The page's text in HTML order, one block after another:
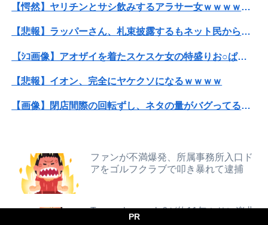
高校の時本当に周囲と合わなくて上手くやれなかった。→飲み会で偶然同じ高校の人と出会った
高市総理「物価上昇を上回る賃上げを日本に定着させる」⇒ 国家公務員月給3.51％増へ
【愕然】ヤリチンとサシ飲みするアラサー女ｗｗｗｗｗｗｗｗｗwwww
【悲報】ラッパーさん、札束披露するもネット民から新社会人の初ボーナスくらいしかないと笑われる
【ｼｺ画像】アオザイを着たスケスケ女の特盛りお○ぱい、エ口過ぎるｗｗｗｗｗｗｗｗｗｗｗ
【悲報】イオン、完全にヤケクソになるｗｗｗｗ
【画像】閉店間際の回転ずし、ネタの量がバグってると話題にｗｗｗｗｗ
【朗報】菅直人元総理、再評価されるｗｗｗｗｗｗｗｗｗｗｗｗｗｗｗｗｗｗ
【動画】役満ボディ・岡田紗佳(32)、渾身のあたシコダンスwwwwwww
ファンが不満爆発、所属事務所入口ド
アをゴルフクラブで叩き暴れて逮捕
Tommy heavenly6が約11年ぶりに楽曲
リリース、活動再開の可能性は？
PR